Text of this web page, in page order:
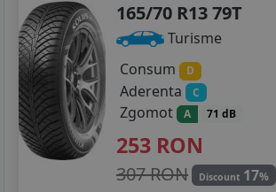
175/60R14
175/65R14
175/70R14
185/55R14
165/70 R13 79T
Turisme
Consum
D
Aderenta C
Zgomot A 71 dB
253 RON
307 RON Discount 17%